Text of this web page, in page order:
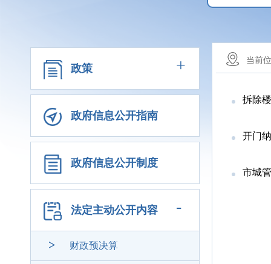
政策 +
政府信息公开指南
政府信息公开制度
法定主动公开内容 -
> 财政预决算
当前
拆除
开门
市城管